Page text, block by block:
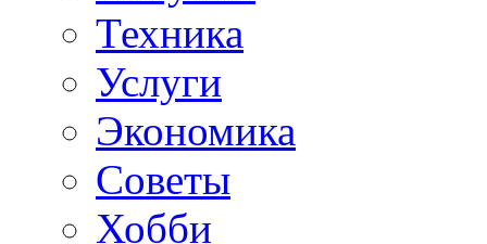
Техника
Услуги
Экономика
Советы
Хобби